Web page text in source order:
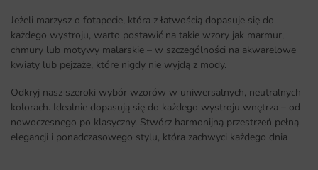
Jeżeli marzysz o fotapecie, która z łatwością dopasuje się do
każdego wystroju, warto postawić na takie wzory jak marmur,
chmury lub motywy malarskie – w szczególności na akwarelowe
kwiaty lub pejzaże, które nigdy nie wyjdą z mody.
Odkryj nasz szeroki wybór wzorów w uniwersalnych, neutralnych
kolorach. Idealnie dopasują się do każdego wystroju wnętrza – od
nowoczesnego po klasyczny. Stwórz harmonijną przestrzeń pełną
elegancji i ponadczasowego stylu, która zachwyci każdego dnia